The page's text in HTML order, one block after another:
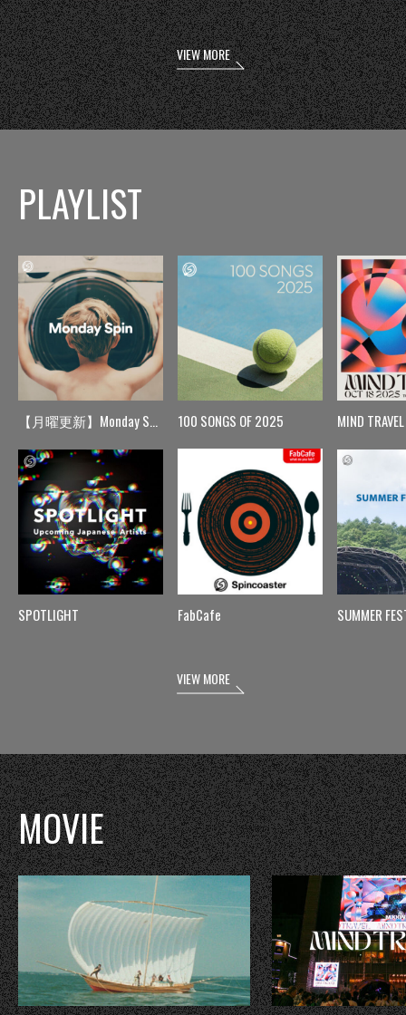
VIEW MORE
PLAYLIST
【月曜更新】Monday Spin
SPOTLIGHT
100 SONGS OF 2025
FabCafe
MIND TRAVEL
SUMMER
VIEW MORE
MOVIE